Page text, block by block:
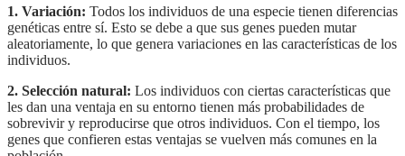
1. Variación: Todos los individuos de una especie tienen diferencias
genéticas entre sí. Esto se debe a que sus genes pueden mutar
aleatoriamente, lo que genera variaciones en las características de los
individuos.
2. Selección natural: Los individuos con ciertas características que
les dan una ventaja en su entorno tienen más probabilidades de
sobrevivir y reproducirse que otros individuos. Con el tiempo, los
genes que confieren estas ventajas se vuelven más comunes en la